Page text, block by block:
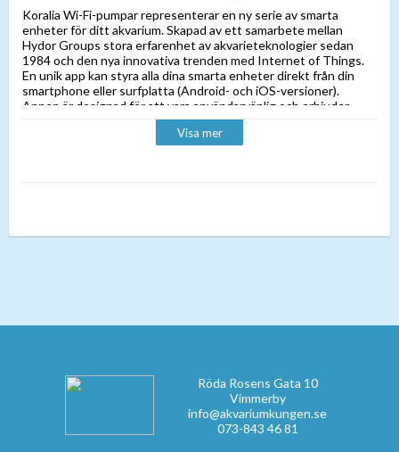
Koralia Wi-Fi-pumpar representerar en ny serie av smarta
enheter för ditt akvarium. Skapad av ett samarbete mellan
Hydor Groups stora erfarenhet av akvarieteknologier sedan
1984 och den nya innovativa trenden med Internet of Things.
En unik app kan styra alla dina smarta enheter direkt från din
smartphone eller surfplatta (Android- och iOS-versioner).
Appen är designad för att vara användarvänlig och erbjuder
samtidigt avancerade tekniska möjligheter. Det är lätt att ställa
in och hantera. Enkelhet är nyckeln till framgång, du behöver
Visa mer
Röda Rosens Gata 10
Vimmerby
info@akvariumkungen.se
073-843 46 81